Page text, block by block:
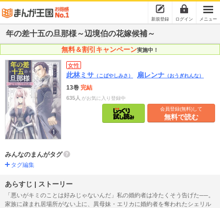
新規登録 ログイン メニュー
年の差十五の旦那様～辺境伯の花嫁候補～
無料＆割引キャンペーン実施中！
女性
此林ミサ （こばやしみさ） 扇レンナ （おうぎれんな）
13巻 完結
635人 がお気に入り登録中
会員登録(無料)して
無料で読む
みんなのまんがタグ
タグ編集
あらすじ | ストーリー
「悪いがキミのことは好みじゃないんだ」私の婚約者は冷たくそう告げた──。
家族に疎まれ居場所がない上に、異母妹・エリカに婚約者を奪われたシェリル